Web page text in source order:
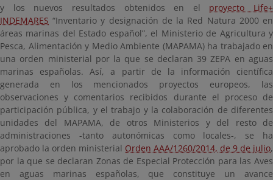
y los nuevos resultados obtenidos en el proyecto Life+
INDEMARES “Inventario y designación de la Red Natura 2000 en
áreas marinas del Estado español”, el Ministerio de Agricultura y
Pesca, Alimentación y Medio Ambiente (MAPAMA) ha trabajado en
una orden ministerial por la que se declaran 39 ZEPA en aguas
marinas españolas. Así, a partir de la información científica
generada en los mencionados proyectos europeos, las
observaciones y comentarios recibidos durante el proceso de
participación pública, y el trabajo y la colaboración de diferentes
unidades del MAPAMA, de otros Ministerios y del resto de
administraciones -tanto autonómicas como locales-, se ha
aprobado la orden ministerial Orden AAA/1260/2014, de 9 de julio,
por la que se declaran Zonas de Especial Protección para las Aves
en aguas marinas españolas, que constituye un avance